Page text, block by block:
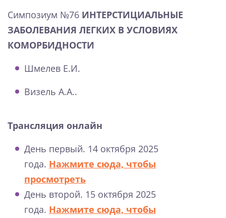
Симпозиум №76 ИНТЕРСТИЦИАЛЬНЫЕ
ЗАБОЛЕВАНИЯ ЛЕГКИХ В УСЛОВИЯХ
КОМОРБИДНОСТИ
Шмелев Е.И.
Визель А.А..
Трансляция онлайн
День первый. 14 октября 2025
года. Нажмите сюда, чтобы
просмотреть
День второй. 15 октября 2025
года. Нажмите сюда, чтобы